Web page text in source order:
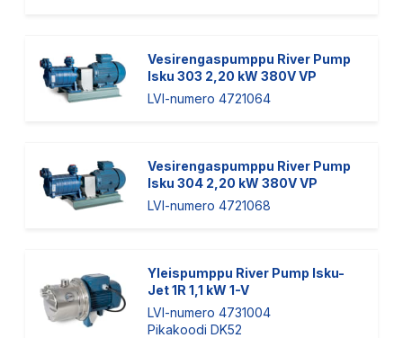
Vesirengaspumppu River Pump
Isku 303 2,20 kW 380V VP
LVI-numero 4721064
Vesirengaspumppu River Pump
Isku 304 2,20 kW 380V VP
LVI-numero 4721068
Yleispumppu River Pump Isku-
Jet 1R 1,1 kW 1-V
LVI-numero 4731004
Pikakoodi DK52